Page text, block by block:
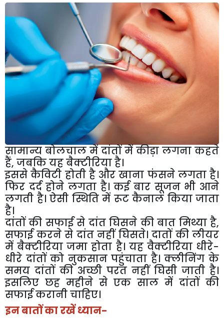
सामान्य बोलचाल में दांतों में कीड़ा लगना कहते
हैं, जबकि यह बैक्टीरिया है।
इससे कैविटी होती है और खाना फंसने लगता है।
फिर दर्द होने लगता है। कई बार सूजन भी आने
लगती है। ऐसी स्थिति में रूट कैनाल किया जाता
है।
दांतों की सफाई से दांत घिसने की बात मिथ्या है,
सफाई करने से दांत नहीं घिसते। दातों की लीयर
में बैक्टीरिया जमा होता है। यह वैक्टीरिया धीरे-
धीरे दांतों को नुकसान पहुंचाता है। क्लीनिंग के
समय दांतों की अच्छी परत नहीं घिसी जाती है।
इसलिए छह महीने से एक साल में दांतों की
सफाई करानी चाहिए।
इन बातों का रखें ध्यान-